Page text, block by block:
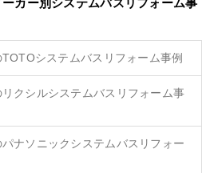
システムバスリフォーム事例
クシルシステムバスリフォーム事
ナソニックシステムバスリフォー